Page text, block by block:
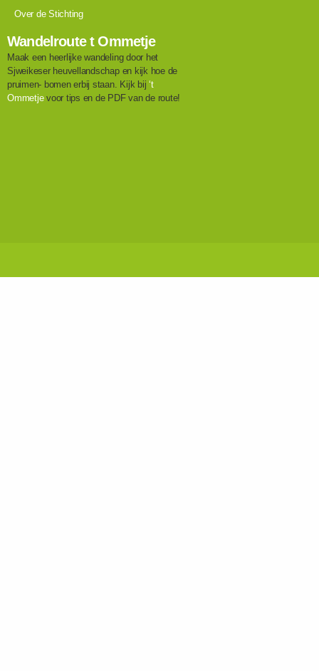
Over de Stichting
Wandelroute t Ommetje
Maak een heerlijke wandeling door het
Sjweikeser heuvellandschap en kijk hoe de
pruimen- bomen erbij staan. Kijk bij‘t
Ommetjevoor tips en de PDF van de route!